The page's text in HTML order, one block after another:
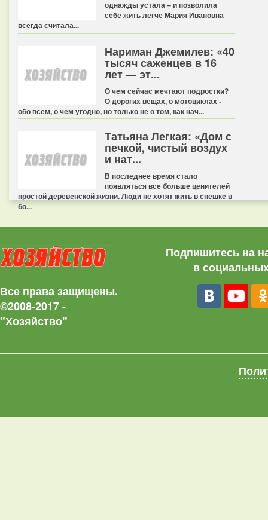
однажды устала – и позволила
себе жить легче Мария Ивановна
всегда считала...
Нариман Джемилев: «40
тысяч саженцев в 16
лет — эт...
О чем сейчас мечтают подростки?
О дорогих вещах, о мотоциклах -
обо всем, о чем угодно, но только не о том, как нач...
Татьяна Легкая: «Дом с
печкой, чистый воздух
и нат...
В последнее время стало
появляться все больше ценителей
простой деревенской жизни. Люди не хотят жить в спешке в
бо...
Все права защищены.
©2008-2017 -
"Хозяйство"
Подпишитесь на
в